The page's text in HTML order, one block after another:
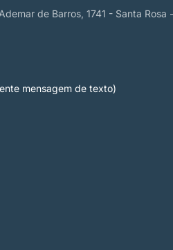
de Barros, 1741 - Santa Rosa -
mensagem de texto)